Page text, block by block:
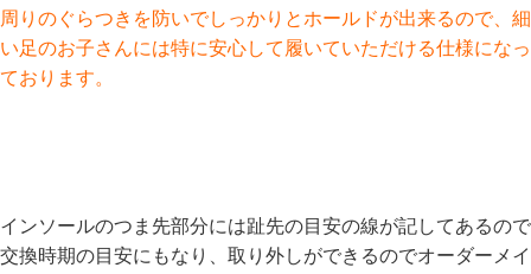
周りのぐらつきを防いでしっかりとホールドが出来るので、細
い足のお子さんには特に安心して履いていただける仕様になっ
ております。
インソールのつま先部分には趾先の目安の線が記してあるので
交換時期の目安にもなり、取り外しができるのでオーダーメイ